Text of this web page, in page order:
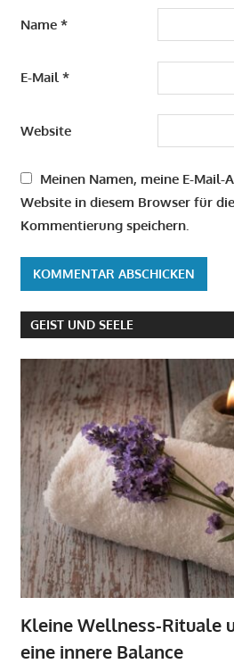
Name *
E-Mail*
Website
Meinen Namen, meine E-Mail-
Website in diesem Browser für
Kommentierung speichern.
GEIST UND SEELE
Kleine Wellness-Rituale
eine innere Balance